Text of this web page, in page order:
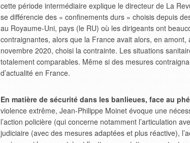
cette période intermédiaire explique le directeur de La
se différencie des « confinements durs » choisis depuis
au Royaume-Uni, pays (le RU) où les dirigeants ont
contraignantes, alors que la France avait alors, en
novembre 2020, choisi la contrainte. Les situations
totalement comparables. Même si des mesures
d’actualité en France.
En matière de sécurité dans les banlieues, face au
violence extrême, Jean-Philippe Moinet évoque une
l’action policière (qui concerne notamment l’articulation
judiciaire (avec des mesures adaptées et plus réactive),